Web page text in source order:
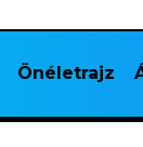
Önéletrajz